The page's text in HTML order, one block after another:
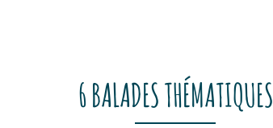
6 BALADES THÉMATIQUES